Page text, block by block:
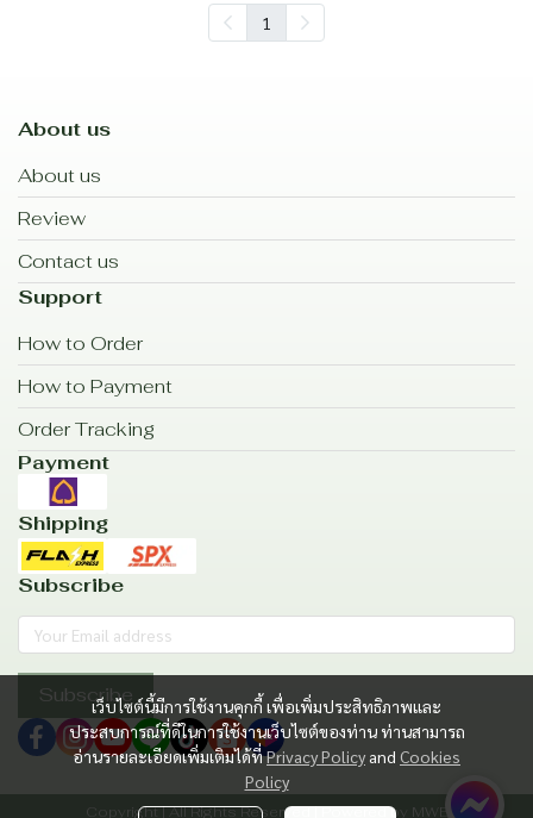
1
เว็บไซต์นี้มีการใช้งานคุกกี้ เพื่อเพิ่มประสิทธิภาพและ
ประสบการณ์ที่ดีในการใช้งานเว็บไซต์ของท่าน ท่านสามารถ
อ่านรายละเอียดเพิ่มเติมได้ที่Privacy Policy and Cookies
Policy
About us
About us
Review
Contact us
Support
How to Order
How to Payment
Order Tracking
Payment
Shipping
Subscribe
Subscribe
Copyright | All Rights Reserved | Powered by MWE